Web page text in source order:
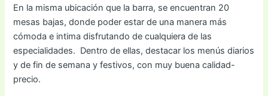
En la misma ubicación que la barra, se encuentran 20
mesas bajas, donde poder estar de una manera más
cómoda e intima disfrutando de cualquiera de las
especialidades. Dentro de ellas, destacar los menús diarios
y de fin de semana y festivos, con muy buena calidad-
precio.